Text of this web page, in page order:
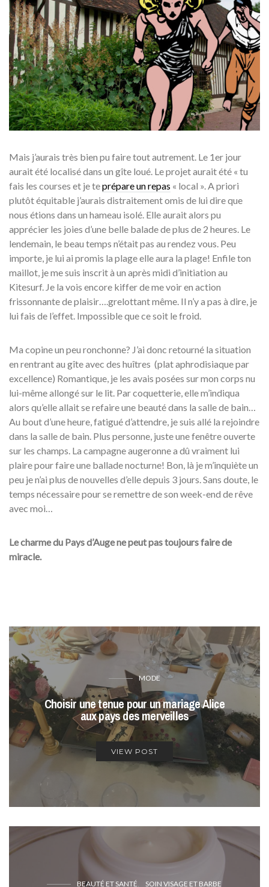
Mais j’aurais très bien pu faire tout autrement. Le 1er jour
aurait été localisé dans un gîte loué. Le projet aurait été « tu
fais les courses et je teprépare un repas « local ». A priori
plutôt équitable j’aurais distraitement omis de lui dire que
nous étions dans un hameau isolé. Elle aurait alors pu
apprécier les joies d’une belle balade de plus de 2 heures. Le
lendemain, le beau temps n’était pas au rendez vous. Peu
importe, je lui ai promis la plage elle aura la plage! Enfile ton
maillot, je me suis inscrit à un après midi d’initiation au
Kitesurf. Je la vois encore kiffer de me voir en action
frissonnante de plaisir….grelottant même. Il n’y a pas à dire, je
lui fais de l’effet. Impossible que ce soit le froid.
Ma copine un peu ronchonne? J’ai donc retourné la situation
en rentrant au gîte avec des huîtres (plat aphrodisiaque par
excellence) Romantique, je les avais posées sur mon corps nu
lui-même allongé sur le lit. Par coquetterie, elle m’indiqua
alors qu’elle allait se refaire une beauté dans la salle de bain…
Au bout d’une heure, fatigué d’attendre, je suis allé la rejoindre
dans la salle de bain. Plus personne, juste une fenêtre ouverte
sur les champs. La campagne augeronne a dû vraiment lui
plaire pour faire une ballade nocturne! Bon, là je m’inquiète un
peu je n’ai plus de nouvelles d’elle depuis 3 jours. Sans doute, le
temps nécessaire pour se remettre de son week-end de rêve
avec moi…
Le charme du Pays d’Auge ne peut pas toujours faire de
miracle.
MODE
Choisir une tenue pour un mariage Alice
aux pays des merveilles
VIEW POST
BEAUTÉ ET SANTÉ SOIN VISAGE ET BARBE